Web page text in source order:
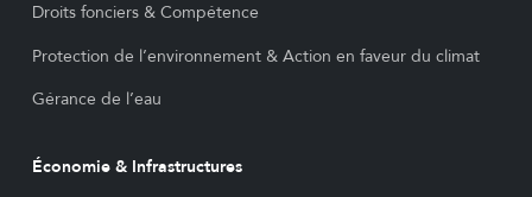
Droits fonciers & Compétence
Protection de l’environnement & Action en faveur du climat
Gérance de l’eau
Économie & Infrastructures